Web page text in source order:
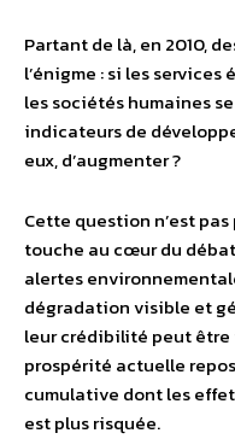
Partant de là, en 2010,
l’énigme : si les
les sociétés humaines
indicateurs de
eux, d’augmenter ?
Cette question n’est
touche au cœur du
alertes
dégradation visible et
leur crédibilité peut être
prospérité actuelle
cumulative dont les
est plus risquée.